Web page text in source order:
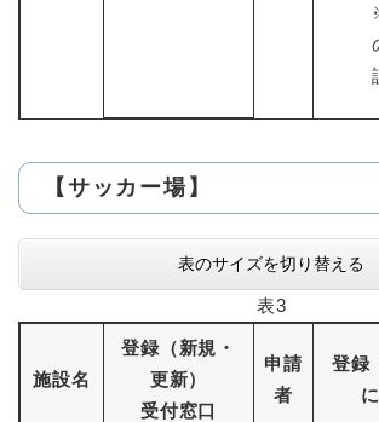
【サッカー場】
表のサイズを切り替える
表3
施設名
登録（新規・
更新）
受付窓口
申請
者
登録